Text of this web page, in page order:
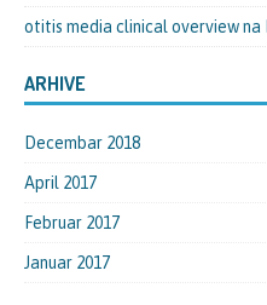
otitis media clinical overviewna
ARHIVE
Decembar 2018
April 2017
Februar 2017
Januar 2017